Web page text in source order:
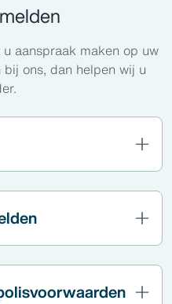
aanspraak maken op uw
ons, dan helpen wij u